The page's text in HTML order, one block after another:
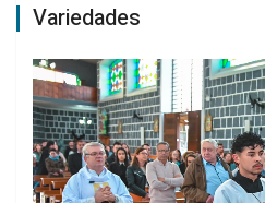
Variedades